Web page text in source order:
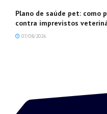
Plano de saúde pet: como
contra imprevistos
07/08/2026